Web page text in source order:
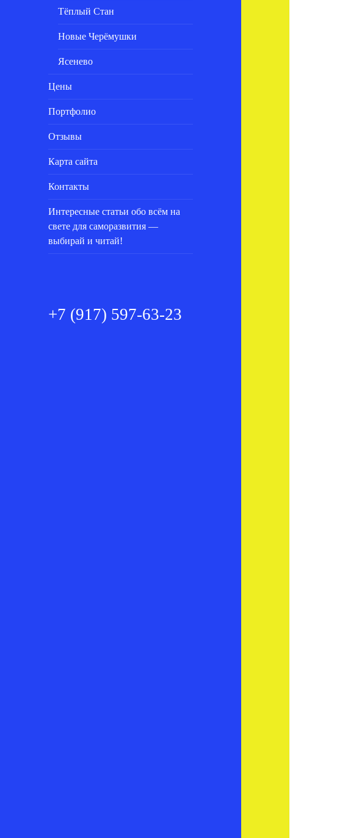
Тёплый Стан
Новые Черёмушки
Ясенево
Цены
Портфолио
Отзывы
Карта сайта
Контакты
Интересные статьи обо всём на
свете для саморазвития —
выбирай и читай!
+7 (917) 597-63-23